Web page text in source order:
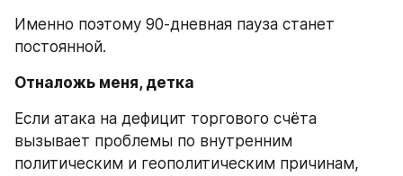
Именно поэтому 90-дневная пауза станет
постоянной.
Отналожь меня, детка
Если атака на дефицит торгового счёта
вызывает проблемы по внутренним
политическим и геополитическим причинам,